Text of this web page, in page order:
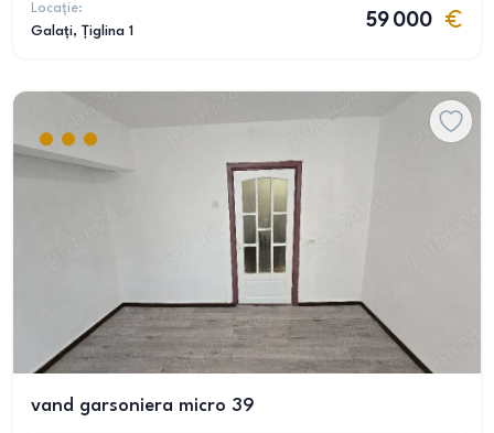
Locație:
Galați, Țiglina 1
59 000
vand garsoniera micro 39